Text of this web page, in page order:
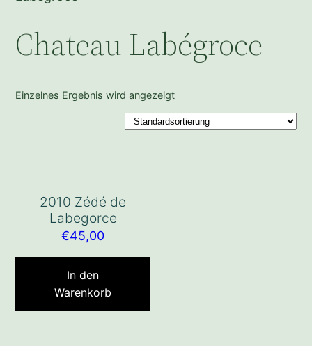
Chateau Labégroce
Einzelnes Ergebnis wird angezeigt
2010 Zédé de
Labegorce
€45,00
In den
Warenkorb